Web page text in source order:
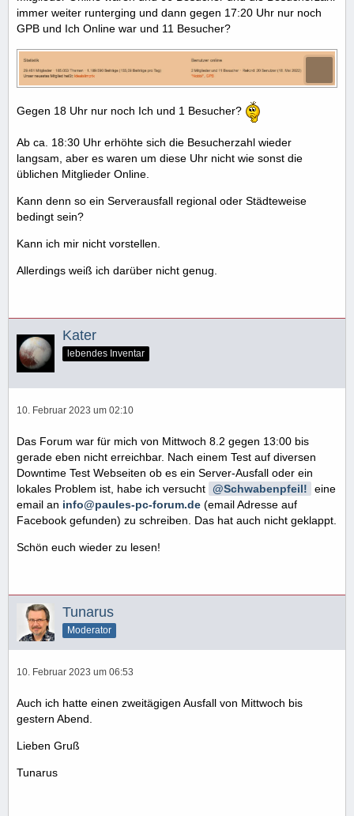
immer weiter runterging und dann gegen 17:20 Uhr nur noch
GPB und Ich Online war und 11 Besucher?
Gegen 18 Uhr nur noch Ich und 1 Besucher?
Ab ca. 18:30 Uhr erhöhte sich die Besucherzahl wieder
langsam, aber es waren um diese Uhr nicht wie sonst die
üblichen Mitglieder Online.
Kann denn so ein Serverausfall regional oder Städteweise
bedingt sein?
Kann ich mir nicht vorstellen.
Allerdings weiß ich darüber nicht genug.
Kater
lebendes Inventar
10. Februar 2023 um 02:10
Das Forum war für mich von Mittwoch 8.2 gegen 13:00 bis
gerade eben nicht erreichbar. Nach einem Test auf diversen
Downtime Test Webseiten ob es ein Server-Ausfall oder ein
lokales Problem ist, habe ich versucht
Schwabenpfeil!
eine
email an info@paules-pc-forum.de (email Adresse auf
Facebook gefunden) zu schreiben. Das hat auch nicht geklappt.
Schön euch wieder zu lesen!
Tunarus
Moderator
10. Februar 2023 um 06:53
Auch ich hatte einen zweitägigen Ausfall von Mittwoch bis
gestern Abend.
Lieben Gruß
Tunarus